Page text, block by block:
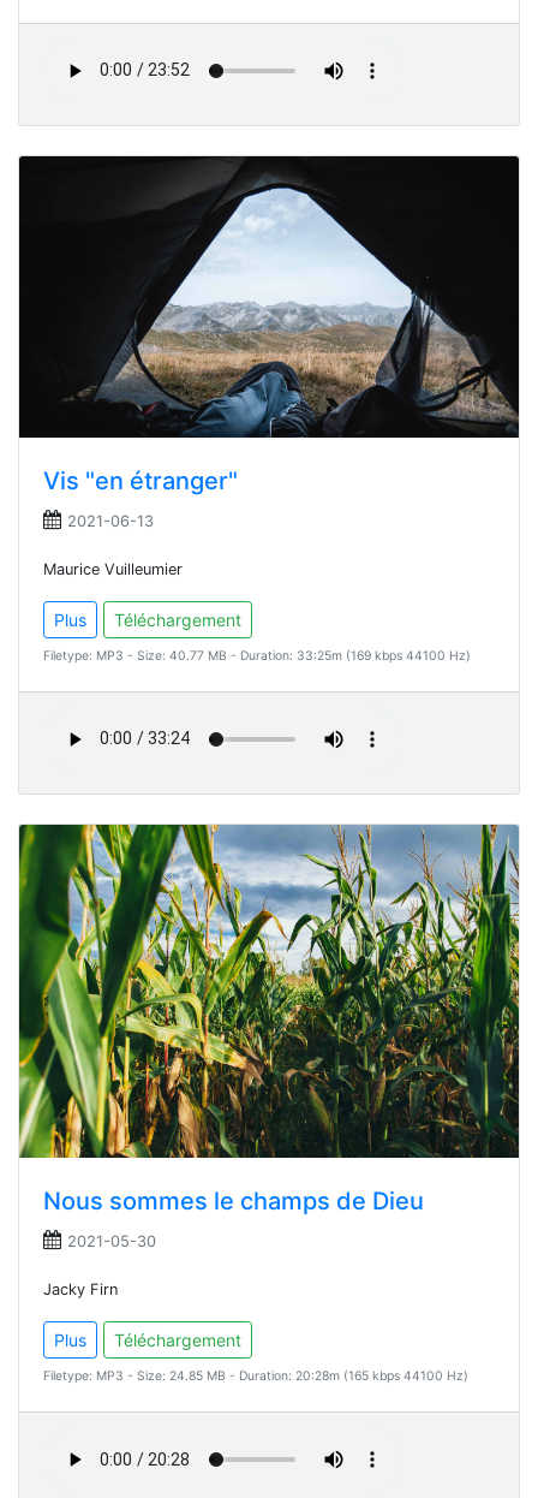
Vis "en étranger"
2021-06-13
Maurice Vuilleumier
Plus Téléchargement
Filetype: MP3 - Size: 40.77 MB - Duration: 33:25m (169 kbps 44100 Hz)
Nous sommes le champs de Dieu
2021-05-30
Jacky Firn
Plus Téléchargement
Filetype: MP3 - Size: 24.85 MB - Duration: 20:28m (165 kbps 44100 Hz)